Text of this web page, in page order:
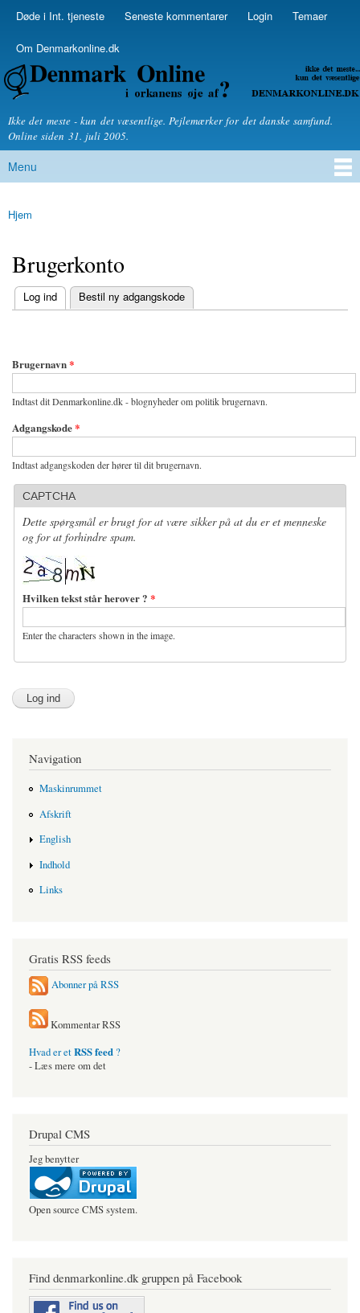
Skip to
Secondary menu
Døde i Int. tjeneste Seneste kommentarer Login Temaer
Om Denmarkonline.dk
Denmarkonline.dk - blognyheder om politik
Ikke det meste - kun det væsentlige. Pejlemærker for det danske samfund.
Online siden 31. juli 2005.
Main menu
Menu
You are here
Hjem
Brugerkonto
Primary tabs
Log ind
(active tab) Bestil ny adgangskode
Brugernavn*
Indtast dit Denmarkonline.dk - blognyheder om politik brugernavn.
Adgangskode*
Indtast adgangskoden der hører til dit brugernavn.
CAPTCHA
Dette spørgsmål er brugt for at være sikker på at du er et menneske
og for at forhindre spam.
Hvilken tekst står herover ? *
Enter the characters shown in the image.
Navigation
Maskinrummet
Afskrift
English
Indhold
Links
Gratis RSS feeds
Abonner på RSS
Kommentar RSS
Hvad er etRSS feed ?
- Læs mere om det
Drupal CMS
Jeg benytter
Open source CMS system.
Find denmarkonline.dk gruppen på Facebook